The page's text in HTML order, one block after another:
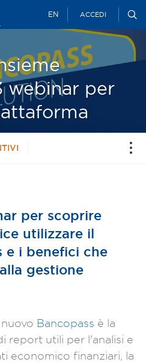
EN ACCEDI
webinar per
per scoprire
utilizzare il
e i benefici che
gestione
Bancopass è la
report utili per l'analisi e
economico finanziari, la